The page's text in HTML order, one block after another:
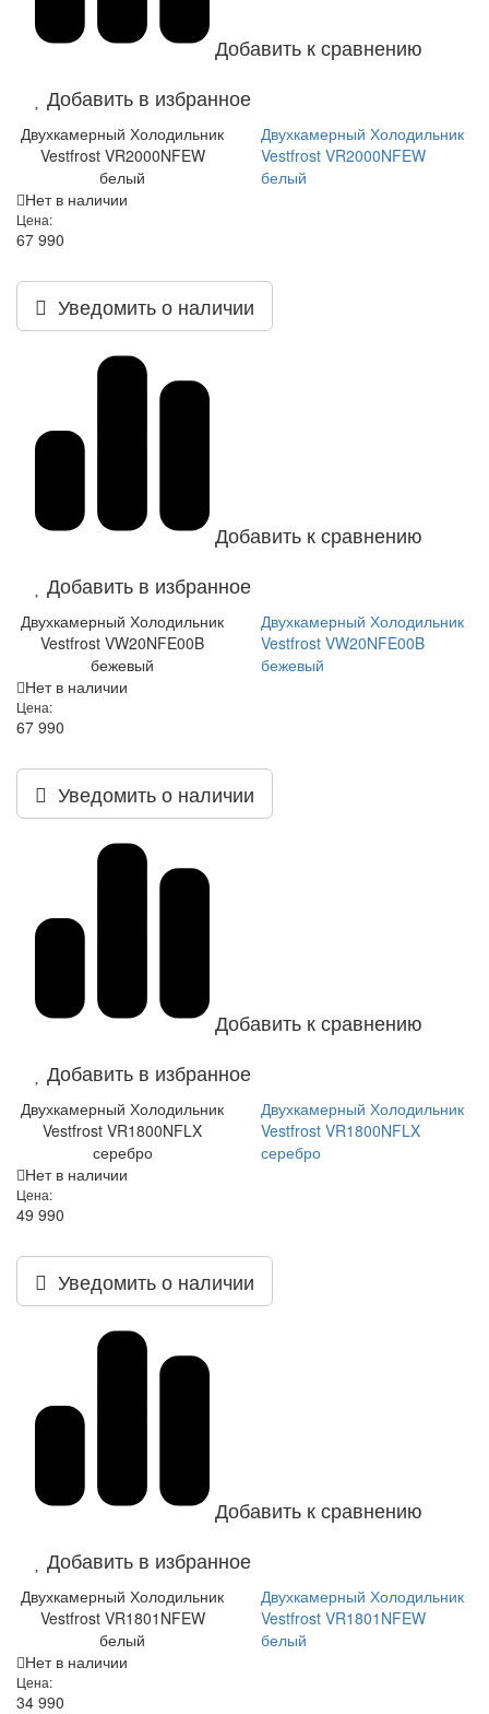
Добавить к сравнению
Добавить в избранное
Двухкамерный Холодильник
Vestfrost VR2000NFEW
белый
Двухкамерный Холодильник
Vestfrost VR2000NFEW
белый
Нет в наличии
Цена:
67 990
Уведомить о наличии
Добавить к сравнению
Добавить в избранное
Двухкамерный Холодильник
Vestfrost VW20NFE00B
бежевый
Двухкамерный Холодильник
Vestfrost VW20NFE00B
бежевый
Нет в наличии
Цена:
67 990
Уведомить о наличии
Добавить к сравнению
Добавить в избранное
Двухкамерный Холодильник
Vestfrost VR1800NFLX
серебро
Двухкамерный Холодильник
Vestfrost VR1800NFLX
серебро
Нет в наличии
Цена:
49 990
Уведомить о наличии
Добавить к сравнению
Добавить в избранное
Двухкамерный Холодильник
Vestfrost VR1801NFEW
белый
Двухкамерный Холодильник
Vestfrost VR1801NFEW
белый
Нет в наличии
Цена:
34 990